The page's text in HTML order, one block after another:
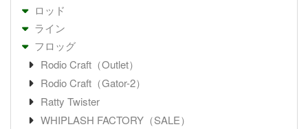
ロッド
ライン
フロッグ
Rodio Craft（Outlet）
Rodio Craft（Gator-2）
Ratty Twister
WHIPLASH FACTORY（SALE）